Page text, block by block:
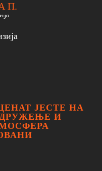
П.
ЈЕСТЕ НА
И